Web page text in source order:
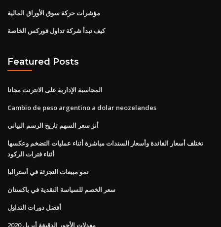
مؤشرات حركة سوق الأوراق المالية
كيف تبدأ شركة تداول فوركس الخاصة
Featured Posts
المحاسبة الإدارية على الانترنت مجانا
Cambio de peso argentino a dolar neozelandes
أنز سعر السهم تاريخ الرسم البياني
تختلف أسعار الفائدة وأسعار السندات مباشرة أثناء عمليات التضخم وعكسها
أثناء فترات الركود
نمو مبيعات التجزئة في أستراليا
سعر الخصم للسياسة النقدية في باكستان
أفضل دورات التداول
معدلات الأجور الدقيقة أبريل 2020